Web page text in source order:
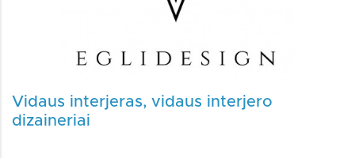
Vidaus interjeras, vidaus interjero
dizaineriai